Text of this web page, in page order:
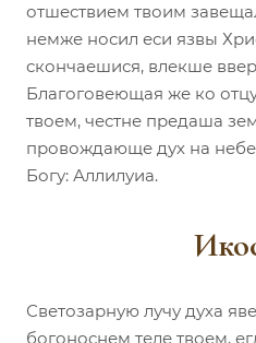
отшествием твоим
немже носил еси язвы
скончаешися, влекше
Благоговеющая же ко
твоем, честне предаша
провождающе дух на
Богу: Аллилуиа.
Светозарную лучу духа
богоноснем теле твоем,